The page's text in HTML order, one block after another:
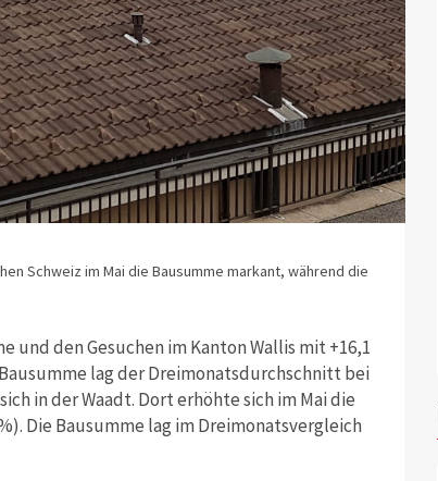
Schweiz im Mai die Bausumme markant, während die
und den Gesuchen im Kanton Wallis mit +16,1
lag der Dreimonatsdurchschnitt bei
in der Waadt. Dort erhöhte sich im Mai die
Die Bausumme lag im Dreimonatsvergleich